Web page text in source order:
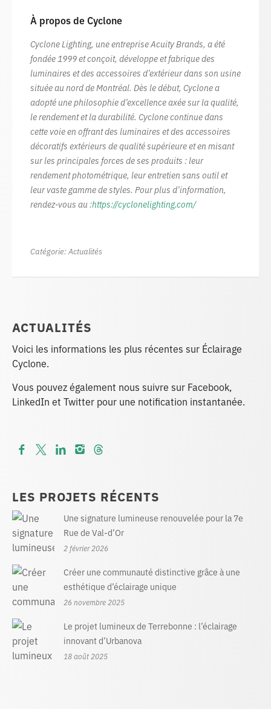
À propos de Cyclone
Cyclone Lighting, une entreprise Acuity Brands, a été
fondée 1999 et conçoit, développe et fabrique des
luminaires et des accessoires d’extérieur dans son usine
située au nord de Montréal. Dès le début, Cyclone a
adopté une philosophie d’excellence axée sur la qualité,
le rendement et la durabilité. Cyclone continue dans
cette voie en offrant des luminaires et des accessoires
décoratifs extérieurs de qualité supérieure et en misant
sur les principales forces de ses produits : leur
rendement photométrique, leur entretien sans outil et
leur vaste gamme de styles. Pour plus d’information,
rendez-vous au :https://cyclonelighting.com/
Catégorie: Actualités
ACTUALITÉS
Voici les informations les plus récentes sur Éclairage
Cyclone.
Vous pouvez également nous suivre sur Facebook,
LinkedIn et Twitter pour une notification instantanée.
LES PROJETS RÉCENTS
Une signature lumineuse renouvelée pour la 7e
Rue de Val-d’Or
2 février 2026
Créer une communauté distinctive grâce à une
esthétique d’éclairage unique
26 novembre 2025
Le projet lumineux de Terrebonne : l’éclairage
innovant d’Urbanova
18 août 2025